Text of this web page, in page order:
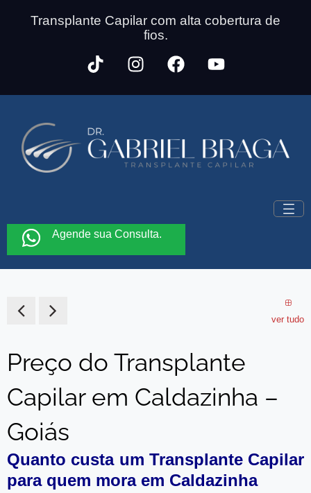
Transplante Capilar com alta cobertura de
fios.
Agende sua Consulta.
ver tudo
Preço do Transplante
Capilar em Caldazinha –
Goiás
Quanto custa um Transplante Capilar
para quem mora em Caldazinha